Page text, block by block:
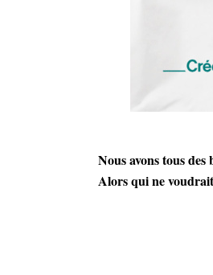
Nous avons tous des
Alors qui ne